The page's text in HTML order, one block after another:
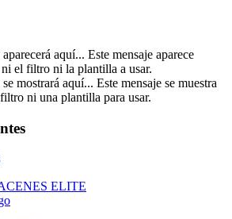
aquí... Este mensaje aparece
el filtro ni la plantilla a usar.
mostrará aquí... Este mensaje se muestra
ni una plantilla para usar.
ELITE